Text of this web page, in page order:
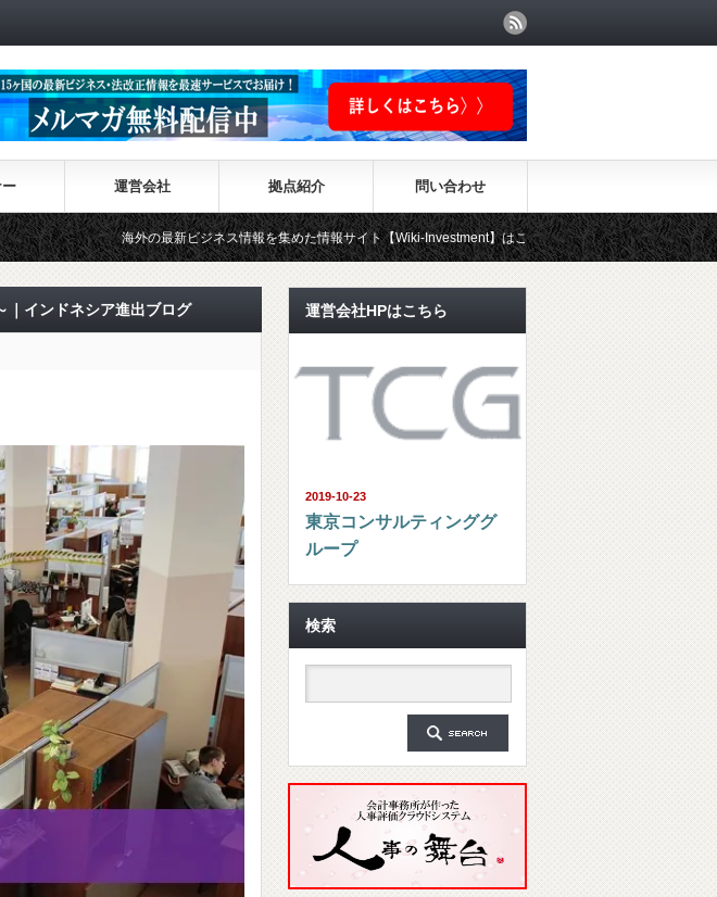
運営会社 拠点紹介 問い合わせ
海外の最新ビジネス情報を集めた情報サイト【Wiki-Investment】はこちらから！！
｜インドネシア進出ブログ 運営会社HPはこちら
2019-10-23
東京コンサルティンググ
ループ
検索